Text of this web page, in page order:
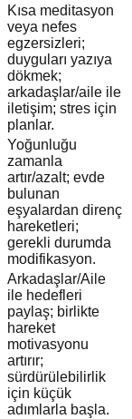
Kısa meditasyon
veya nefes
egzersizleri;
duyguları yazıya
dökmek;
arkadaşlar/aile ile
iletişim; stres için
planlar.
Yoğunluğu
zamanla
artır/azalt; evde
bulunan
eşyalardan direnç
hareketleri;
gerekli durumda
modifikasyon.
Arkadaşlar/Aile
ile hedefleri
paylaş; birlikte
hareket
motivasyonu
artırır;
sürdürülebilirlik
için küçük
adımlarla başla.